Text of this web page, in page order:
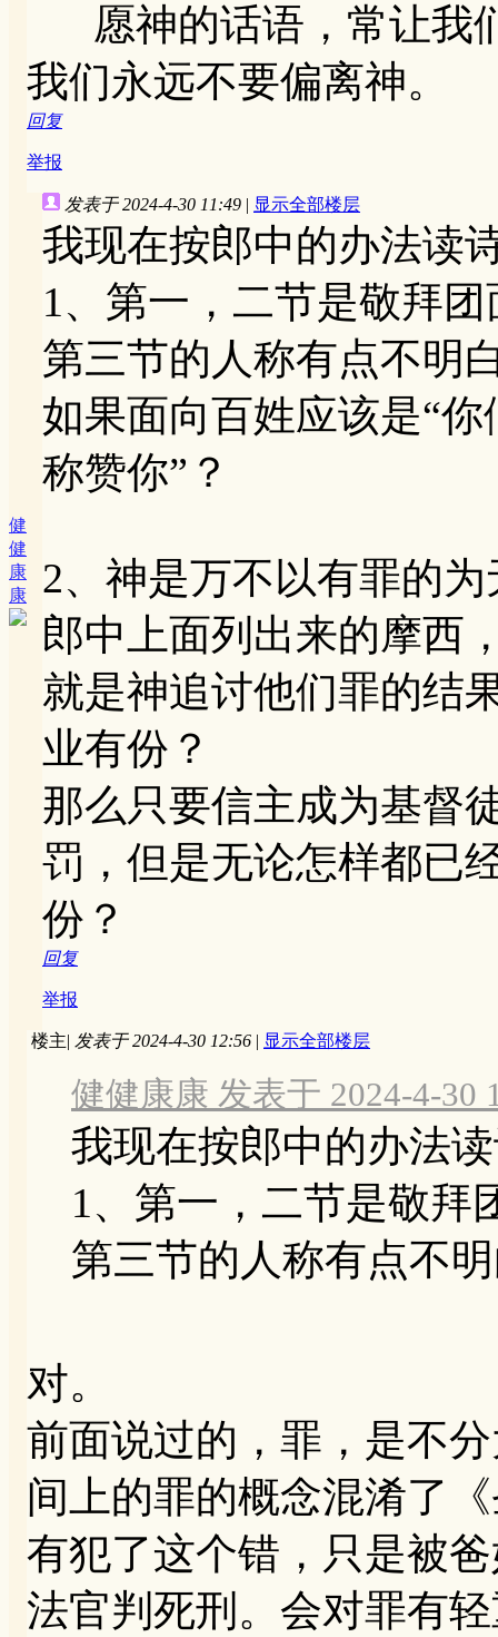
愿神的话语，常让我
我们永远不要偏离神。
回复
举报
健
健
康
康
发表于 2024-4-30 11:49 | 显示全部楼层
我现在按郎中的办法读
1、第一，二节是敬拜
第三节的人称有点不明
如果面向百姓应该是“
称赞你”？
2、神是万不以有罪的
郎中上面列出来的摩西
就是神追讨他们罪的结
业有份？
那么只要信主成为基督
罚，但是无论怎样都已
份？
回复
举报
楼主| 发表于 2024-4-30 12:56 | 显示全部楼层
健健康康 发表于 2024-4-30
我现在按郎中的办法
1、第一，二节是敬拜
第三节的人称有点不
对。
前面说过的，罪，是不
间上的罪的概念混淆了
有犯了这个错，只是被
法官判死刑。会对罪有